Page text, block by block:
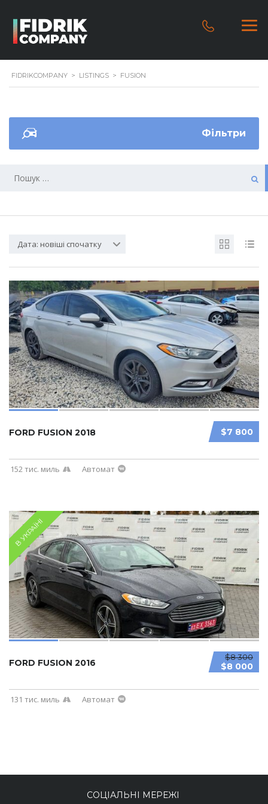
FIDRIKCOMPANY > LISTINGS > FUSION
Фільтри
Дата: новіші спочатку
$7 800
FORD FUSION 2018
152 тис. миль Автомат
В УКРАЇНІ
$8 300
$8 000
FORD FUSION 2016
131 тис. миль Автомат
СОЦІАЛЬНІ МЕРЕЖІ